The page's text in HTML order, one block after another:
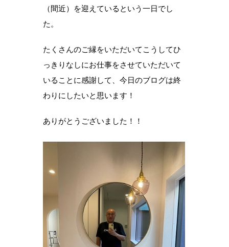
（間近）を迎えているという一日でし
た。
たくさんのご縁をいただいてこうしてひ
っきりなしにお仕事をさせていただいて
いることに感謝して、今日のブログは終
わりにしたいと思います！
ありがとうございました！！